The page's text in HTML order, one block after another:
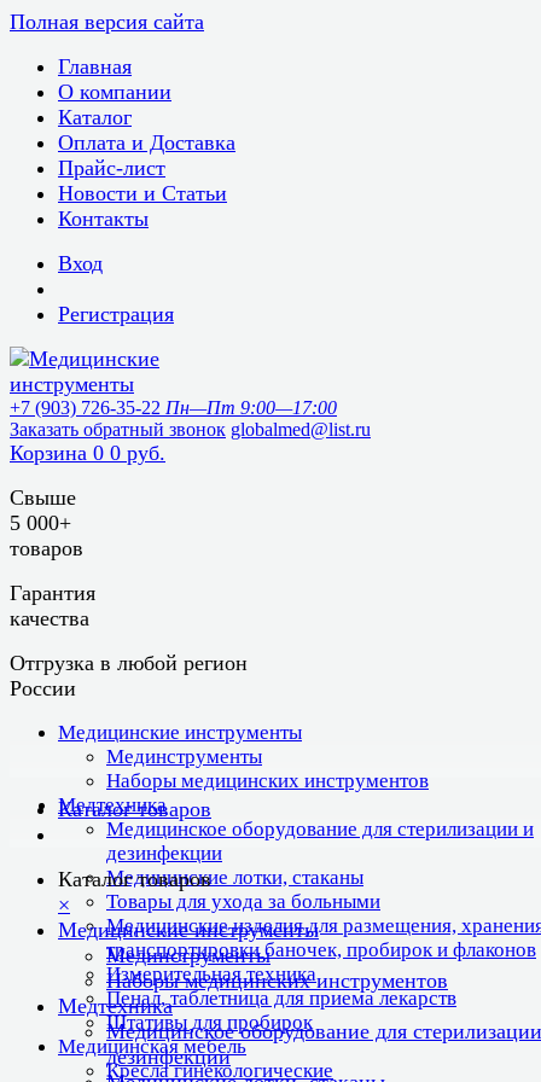
Полная версия сайта
Главная
О компании
Каталог
Оплата и Доставка
Прайс-лист
Новости и Статьи
Контакты
Вход
Регистрация
+7 (903) 726-35-22 Пн—Пт 9:00—17:00
Заказать обратный звонок globalmed@list.ru
Корзина 0 0 руб.
Свыше
5 000+
товаров
Гарантия
качества
Отгрузка в любой регион
России
Медицинские инструменты
Мединструменты
Наборы медицинских инструментов
Медтехника
Медицинское оборудование для стерилизации и
дезинфекции
Медицинские лотки, стаканы
Товары для ухода за больными
Медицинские изделия для размещения,
транспортировки баночек, пробирок и флаконов
Измерительная техника
Пенал, таблетница для приема лекарств
Штативы для пробирок
Медицинская мебель
Кресла гинекологические
Каталог товаров
Каталог товаров
×
Медицинские инструменты
Мединструменты
Наборы медицинских инструментов
Медтехника
Медицинское оборудование для
дезинфекции